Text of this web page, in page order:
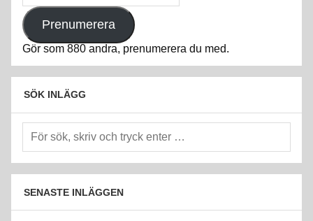
Prenumerera
Gör som 880 andra, prenumerera du med.
SÖK INLÄGG
SENASTE INLÄGGEN